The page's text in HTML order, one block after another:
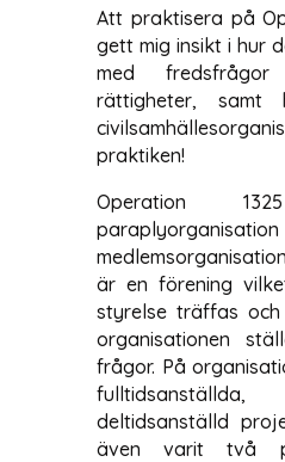
Att praktisera på
gett mig insikt i hur
med
rättigheter, samt
praktiken!
Operation
är en förening
styrelse träffas
organisationen
frågor. På
deltidsanställd
även varit två